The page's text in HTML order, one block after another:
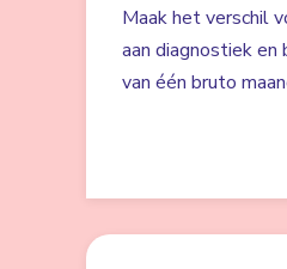
Maak het verschil
aan diagnostiek
van één bruto